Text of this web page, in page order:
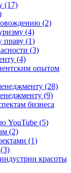
(17)
(2)
(4)
праву (1)
(3)
(4)
опытом
(28)
(9)
бизнеса
YouTube (5)
(2)
(1)
красоты